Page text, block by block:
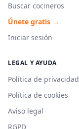
Buscar cocineros
Únete gratis →
Iniciar sesión
LEGAL Y AYUDA
Política de privacidad
Política de cookies
Aviso legal
RGPD